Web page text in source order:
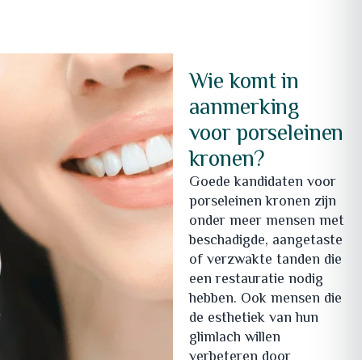
Wie komt in
aanmerking
voor porseleinen
kronen?
Goede kandidaten voor
porseleinen kronen zijn
onder meer mensen met
beschadigde, aangetaste
of verzwakte tanden die
een restauratie nodig
hebben. Ook mensen die
de esthetiek van hun
glimlach willen